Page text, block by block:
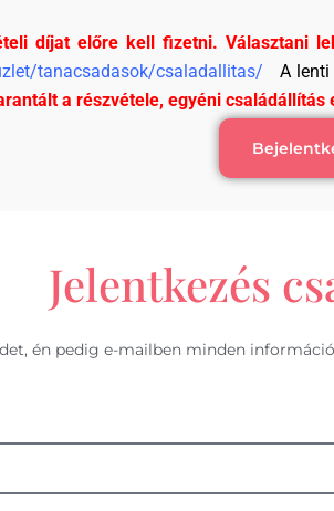
díjat előre kell fizetni. Választani
tanacsadasok/csaladallitas/ A
a részvétele, egyéni családállítás
Jelentkezés
én pedig e-mailben minden